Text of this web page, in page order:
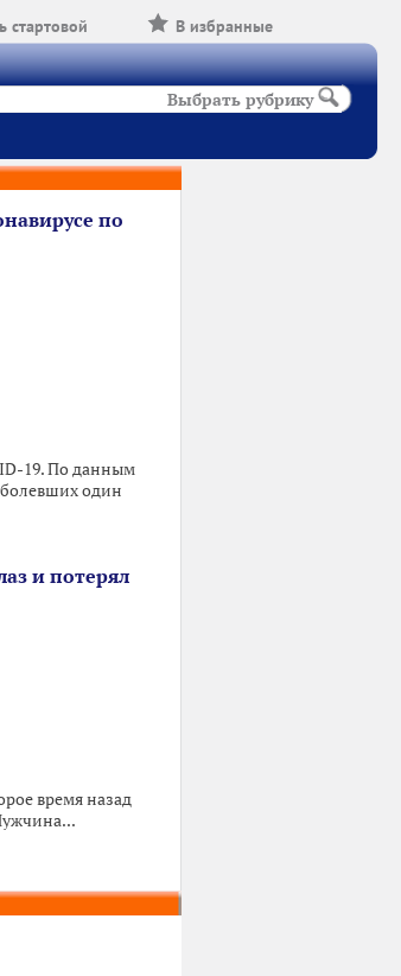
В избранные
стартовой
Выбрать рубрику
по
19. По данным
один
и потерял
время назад